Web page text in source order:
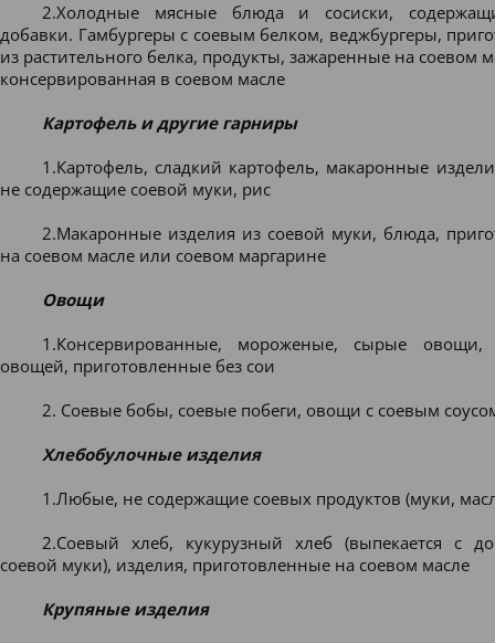
2.Холодные мясные блюда и сосиски,
добавки. Гамбургеры с соевым белком, веджбургеры,
из растительного белка, продукты, зажаренные на соевом
консервированная в соевом масле
Картофель и другие гарниры
1.Картофель, сладкий картофель, макаронные
не содержащие соевой муки, рис
2.Макаронные изделия из соевой муки, блюда,
на соевом масле или соевом маргарине
Овощи
1.Консервированные, мороженые, сырые
овощей, приготовленные без сои
2. Соевые бобы, соевые побеги, овощи с соевым
Хлебобулочные изделия
1.Любые, не содержащие соевых продуктов (муки,
2.Соевый хлеб, кукурузный хлеб (выпекается с
соевой муки), изделия, приготовленные на соевом масле
Крупяные изделия